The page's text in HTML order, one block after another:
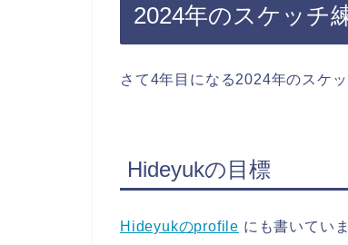
2024年のスケッチ
さて4年目になる2024年のスケ
Hideyukの目標
Hideyukのprofile にも書いてい